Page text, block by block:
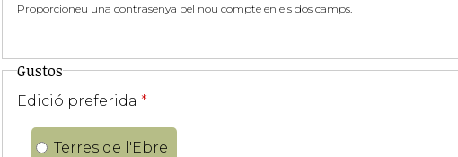
Proporcioneu una contrasenya pel nou compte en els dos camps.
Gustos
Edició preferida *
Terres de l'Ebre